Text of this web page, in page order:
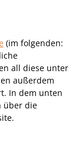
(im folgenden:
all diese unter
außerdem
In dem unten
über die